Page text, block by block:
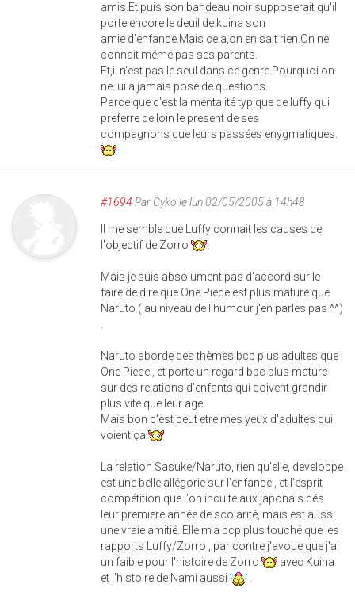
amis.Et puis son bandeau noir supposerait qu'il
porte encore le deuil de kuina son
amie d'enfance.Mais cela,on en sait rien.On ne
connait méme pas ses parents.
Et,il n'est pas le seul dans ce genre.Pourquoi on
ne lui a jamais posé de questions.
Parce que c'est la mentalité typique de luffy qui
preferre de loin le present de ses
compagnons que leurs passées enygmatiques.
#1694 Par Cyko le lun 02/05/2005 à 14h48
Il me semble que Luffy connait les causes de
l'objectif de Zorro
Mais je suis absolument pas d'accord sur le
faire de dire que One Piece est plus mature que
Naruto ( au niveau de l'humour j'en parles pas ^^)
Naruto aborde des thèmes bcp plus adultes que
One Piece , et porte un regard bpc plus mature
sur des relations d'enfants qui doivent grandir
plus vite que leur age.
Mais bon c'est peut etre mes yeux d'adultes qui
voient ça
La relation Sasuke/Naruto, rien qu'elle, developpe
est une belle allégorie sur l'enfance , et l'esprit
compétition que l'on inculte aux japonais dés
leur premiere année de scolarité, mais est aussi
une vraie amitié. Elle m'a bcp plus touché que les
rapports Luffy/Zorro , par contre j'avoue que j'ai
un faible pour l'histoire de Zorro
avec Kuina
et l'histoire de Nami aussi